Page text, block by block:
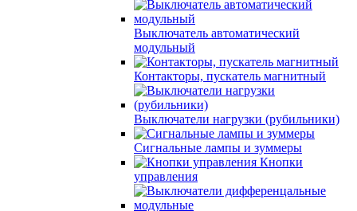
Выключатель автоматический
модульный
Контакторы, пускатель магнитный
Выключатели нагрузки (рубильники)
Сигнальные лампы и зуммеры
Кнопки
управления